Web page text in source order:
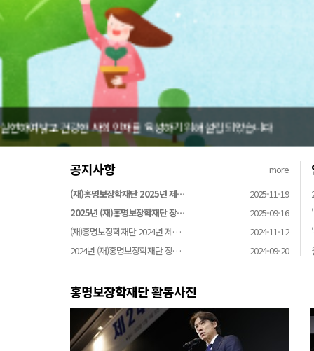
홍명보장학재단은 어려운 환경 속에서 땀방울을 흘리
공지사항
more
(재)홍명보장학재단 2025년 제…
2025-11-19
2025년 (재)홍명보장학재단 장…
2025-09-16
(재)홍명보장학재단 2024년 제…
2024-11-12
2024년 (재)홍명보장학재단 장…
2024-09-20
홍명보장학재단 활동사진